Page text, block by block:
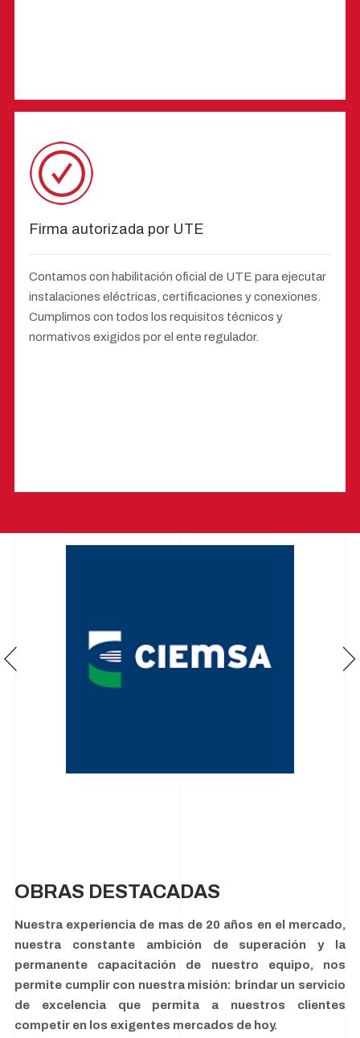
Firma autorizada por UTE
Contamos con habilitación oficial de UTE para ejecutar
instalaciones eléctricas, certificaciones y conexiones.
Cumplimos con todos los requisitos técnicos y
normativos exigidos por el ente regulador.
OBRAS DESTACADAS
Nuestra experiencia de mas de 20 años en el mercado,
nuestra constante ambición de superación y la
permanente capacitación de nuestro equipo, nos
permite cumplir con nuestra misión: brindar un servicio
de excelencia que permita a nuestros clientes
competir en los exigentes mercados de hoy.